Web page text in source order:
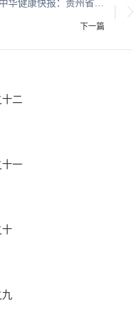
下一篇
二
一
十
九